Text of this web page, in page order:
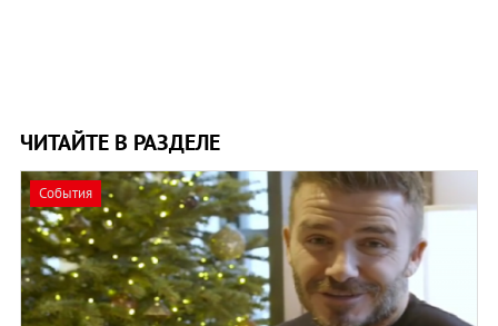
ЧИТАЙТЕ В РАЗДЕЛЕ
События